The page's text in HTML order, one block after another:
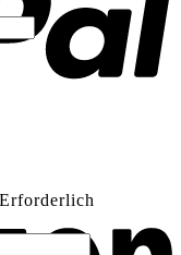
Erforderlich